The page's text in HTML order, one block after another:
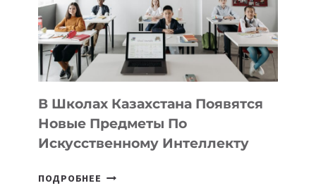
MOST
—
МЕЖДУНАРОДНУЮ
ПРОГРАММУ
ДЛЯ
ТЕХНОЛОГИЧЕСКИХ
В Школах Казахстана Появятся
Новые Предметы По
Искусственному Интеллекту
ПОДРОБНЕЕ